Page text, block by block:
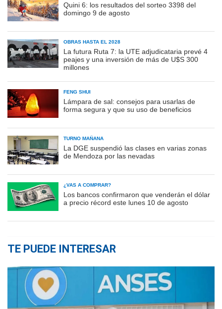
Quini 6: los resultados del sorteo 3398 del
domingo 9 de agosto
OBRAS HASTA EL 2028
La futura Ruta 7: la UTE adjudicataria prevé 4
peajes y una inversión de más de U$S 300
millones
FENG SHUI
Lámpara de sal: consejos para usarlas de
forma segura y que su uso de beneficios
TURNO MAÑANA
La DGE suspendió las clases en varias zonas
de Mendoza por las nevadas
¿VAS A COMPRAR?
Los bancos confirmaron que venderán el dólar
a precio récord este lunes 10 de agosto
TE PUEDE INTERESAR